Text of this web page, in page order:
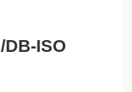
DB-ISO